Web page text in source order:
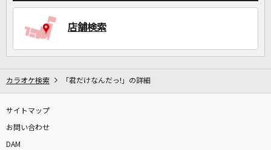
店舗検索
カラオケ検索 「君だけなんだっ!」の詳細
サイトマップ
お問い合わせ
DAM